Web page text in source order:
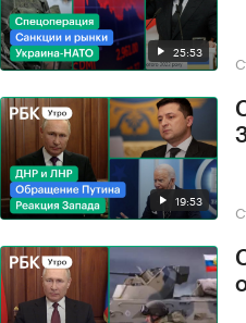
25:53
19:53